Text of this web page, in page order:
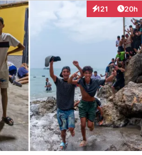
121
Interaktionen
20h